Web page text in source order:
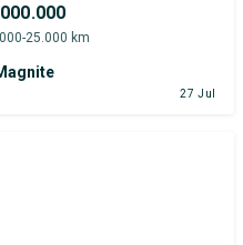
25.000 km
27 Jul